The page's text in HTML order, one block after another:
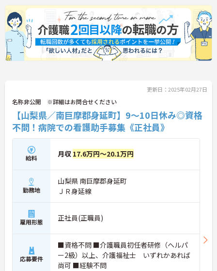
更新日：2025年02月27日
名称非公開 ※詳細はお問合せください
【山梨県／南巨摩郡身延町】9～10日休み◎資格
不問！病院での看護助手募集《正社員》
給料 月収 17.6万円～20.1万円
勤務地
山梨県 南巨摩郡身延町
ＪＲ身延線
雇用形態 正社員(正職員)
応募要件
■資格不問 ■介護職員初任者研修（ヘルパ
ー2級）以上、介護福祉士 いずれかあれば
尚可 ■経験不問